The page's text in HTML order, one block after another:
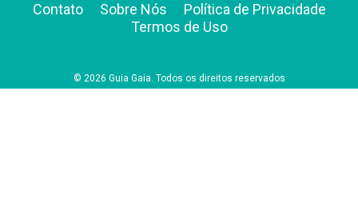
Contato Sobre Nós
Política de Privacidade
Termos de Uso
© 2026 Guia Gaia. Todos os direitos reservados